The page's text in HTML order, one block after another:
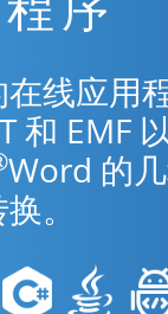
线应用
和 EMF
Word 的
。